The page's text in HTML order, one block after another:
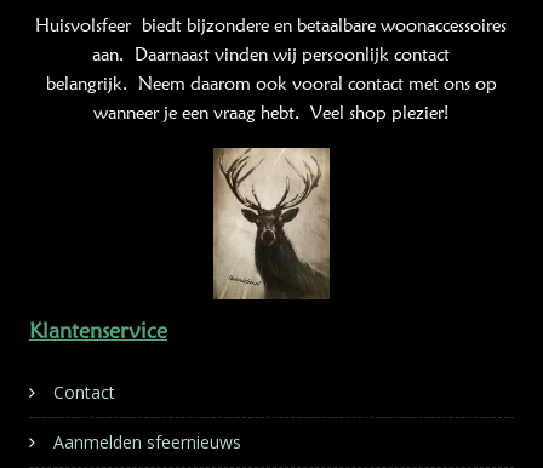
Huisvolsfeer biedt bijzondere en betaalbare woonaccessoires
aan. Daarnaast vinden wij persoonlijk contact
belangrijk. Neem daarom ook vooral contact met ons op
wanneer je een vraag hebt. Veel shop plezier!
Klantenservice
Contact
Aanmelden sfeernieuws